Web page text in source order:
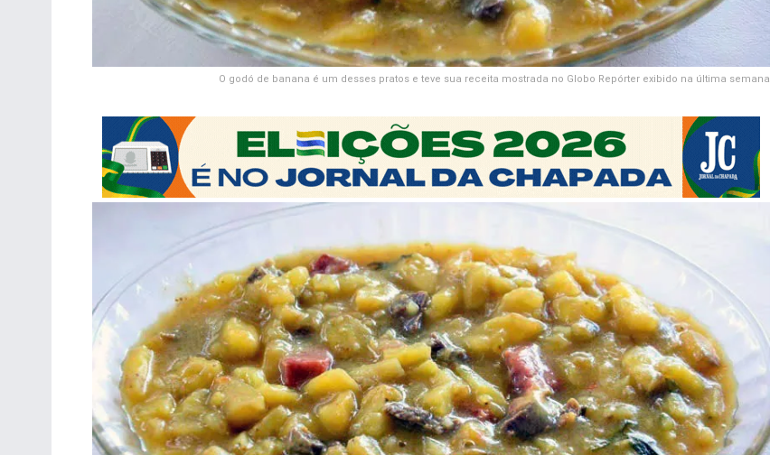
O godó de banana é um desses pratos e teve sua receita mostrada no Globo Repórter exibido na última semana